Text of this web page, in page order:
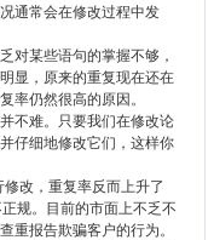
通常会在修改过程中发
对某些语句的掌握不够，
显，原来的重复现在还在
率仍然很高的原因。
不难。只要我们在修改论
仔细地修改它们，这样你
改，重复率反而上升了
规。目前的市面上不乏不
重报告欺骗客户的行为。